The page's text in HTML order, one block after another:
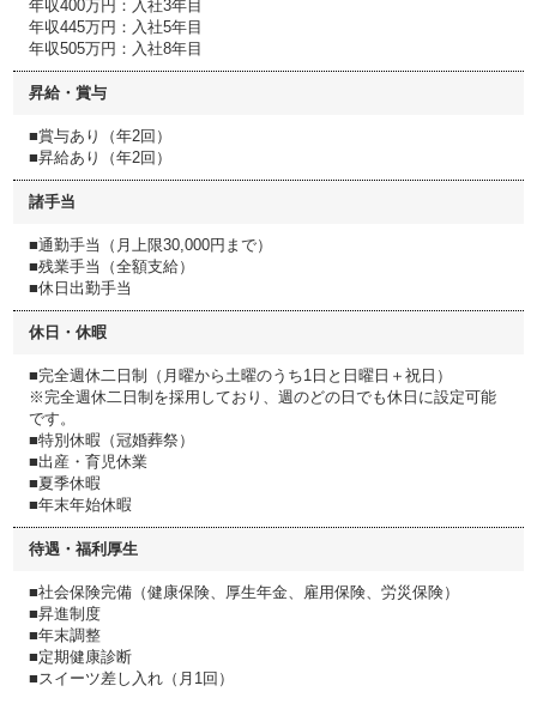
年収400万円：入社3年目
年収445万円：入社5年目
年収505万円：入社8年目
昇給・賞与
■賞与あり（年2回）
■昇給あり（年2回）
諸手当
■通勤手当（月上限30,000円まで）
■残業手当（全額支給）
■休日出勤手当
休日・休暇
■完全週休二日制（月曜から土曜のうち1日と日曜日＋祝日）
※完全週休二日制を採用しており、週のどの日でも休日に設定可能
です。
■特別休暇（冠婚葬祭）
■出産・育児休業
■夏季休暇
■年末年始休暇
待遇・福利厚生
■社会保険完備（健康保険、厚生年金、雇用保険、労災保険）
■昇進制度
■年末調整
■定期健康診断
■スイーツ差し入れ（月1回）